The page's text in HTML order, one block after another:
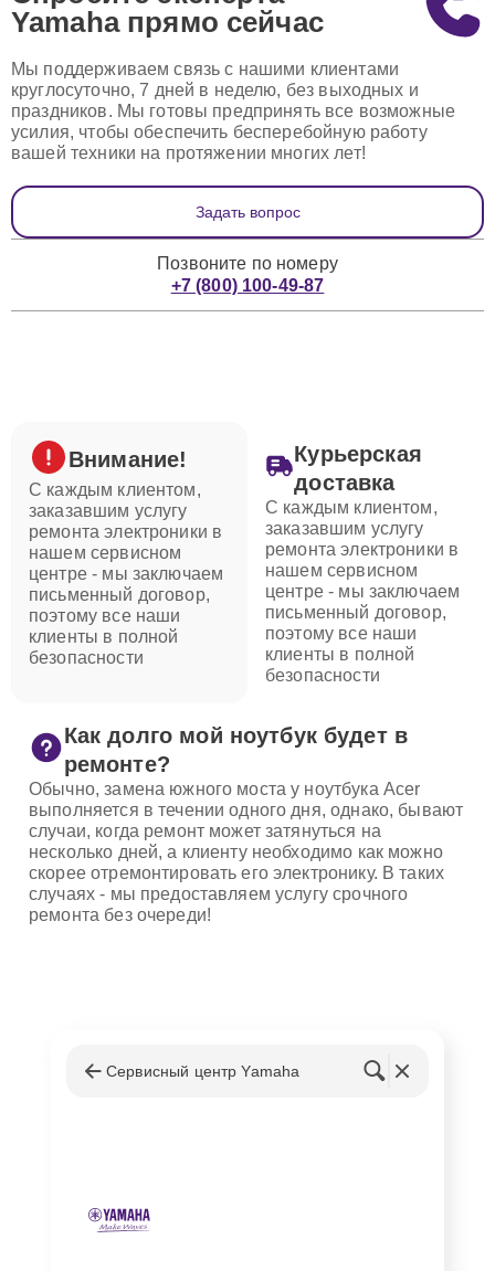
Yamaha прямо сейчас
Мы поддерживаем связь с нашими клиентами
круглосуточно, 7 дней в неделю, без выходных и
праздников. Мы готовы предпринять все возможные
усилия, чтобы обеспечить бесперебойную работу
вашей техники на протяжении многих лет!
Задать вопрос
Позвоните по номеру
+7 (800) 100-49-87
Внимание!
С каждым клиентом,
заказавшим услугу
ремонта электроники в
нашем сервисном
центре - мы заключаем
письменный договор,
поэтому все наши
клиенты в полной
безопасности
Курьерская
доставка
С каждым клиентом,
заказавшим услугу
ремонта электроники в
нашем сервисном
центре - мы заключаем
письменный договор,
поэтому все наши
клиенты в полной
безопасности
Как долго мой ноутбук будет в
ремонте?
Обычно, замена южного моста у ноутбука Acer
выполняется в течении одного дня, однако, бывают
случаи, когда ремонт может затянуться на
несколько дней, а клиенту необходимо как можно
скорее отремонтировать его электронику. В таких
случаях - мы предоставляем услугу срочного
ремонта без очереди!
Сервисный центр Yamaha